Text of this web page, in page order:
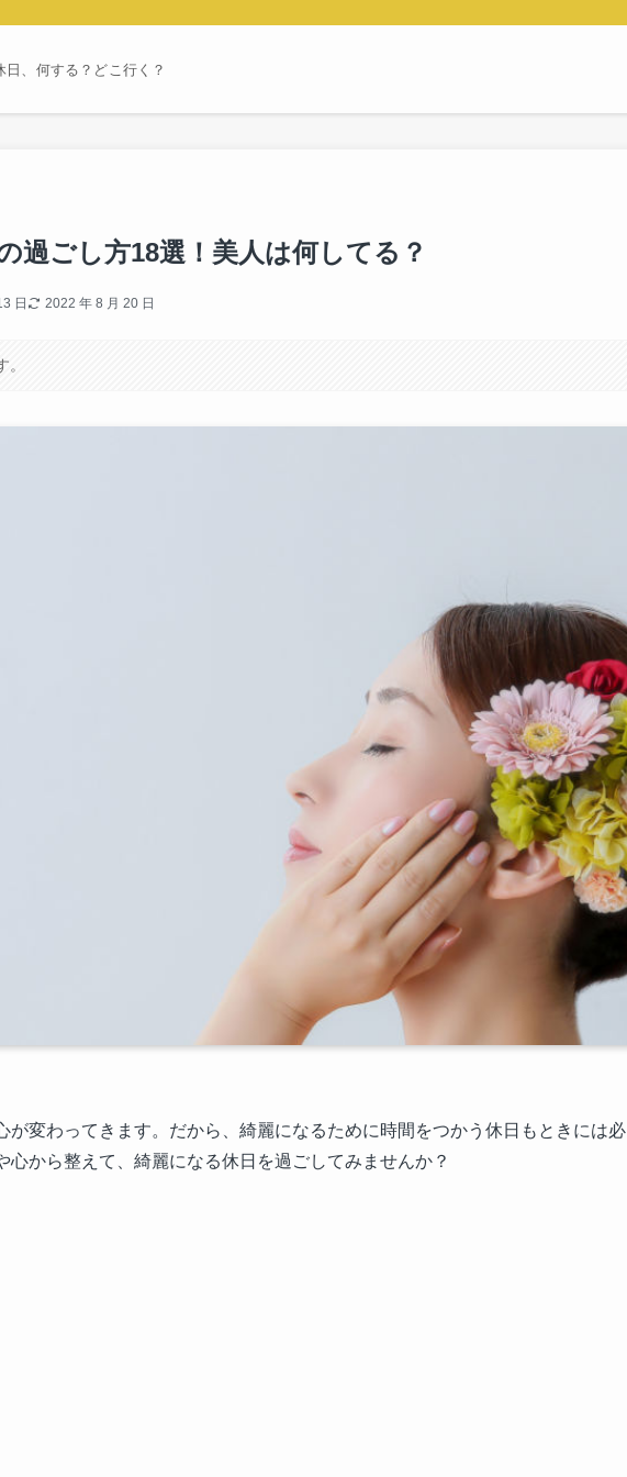
日、何する？どこ行く？
過ごし方18選！美人は何してる？
日 2022 年 8 月 20 日
が変わってきます。だから、綺麗になるために時間をつかう休日もときには必
心から整えて、綺麗になる休日を過ごしてみませんか？